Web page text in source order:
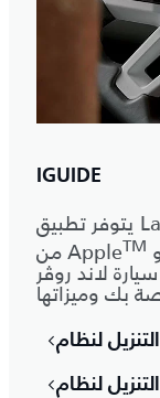
IGUIDE
يتوفر تطبيق Land Rover iGuide* للتنزيل على كل
من AppleTM
لاند روڤر